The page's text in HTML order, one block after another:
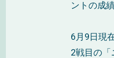
ントの成
6月9日現
2戦目の「